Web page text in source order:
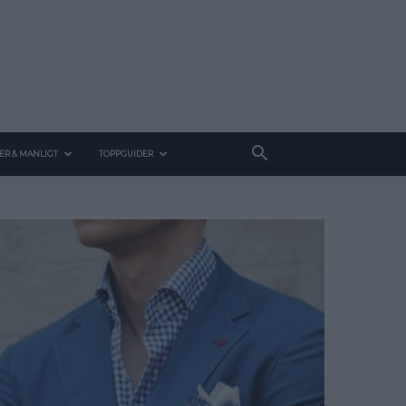
& MANLIGT TOPPGUIDER